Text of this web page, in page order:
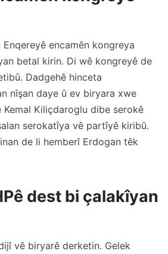
encamên kongreya
betal kirin. Di wê kongreyê de
Dadgehê hinceta
nîşan daye û ev biryara xwe
Kiliçdaroglu dibe serokê
serokatîya vê partîyê kiribû.
de li hemberî Erdogan têk
dest bi çalakîyan
vê biryarê derketin. Gelek